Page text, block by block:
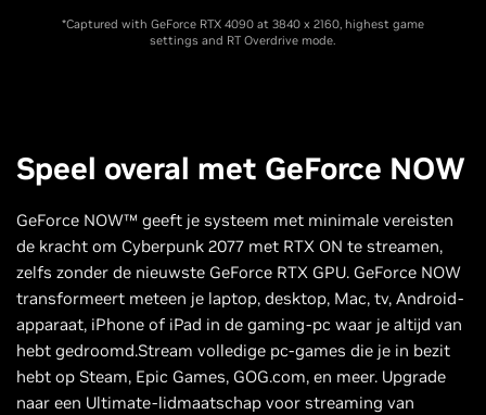
*Captured with GeForce RTX 4090 at 3840 x 2160, highest game
settings and RT Overdrive mode.
Speel overal met GeForce NOW
GeForce NOW™ geeft je systeem met minimale vereisten
de kracht om Cyberpunk 2077 met RTX ON te streamen,
zelfs zonder de nieuwste GeForce RTX GPU. GeForce NOW
transformeert meteen je laptop, desktop, Mac, tv, Android-
apparaat, iPhone of iPad in de gaming-pc waar je altijd van
hebt gedroomd.​Stream volledige pc-games die je in bezit
hebt op Steam, Epic Games, GOG.com, en meer. Upgrade
naar een Ultimate-lidmaatschap voor streaming van